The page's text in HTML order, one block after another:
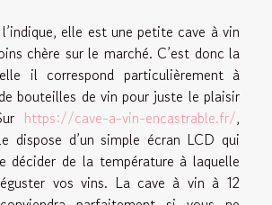
elle est une petite cave à vin
chère sur le marché. C’est donc la
il correspond particulièrement à
bouteilles de vin pour juste le plaisir
https://cave-a-vin-encastrable.fr/,
dispose d’un simple écran LCD qui
décider de la température à laquelle
vos vins. La cave à vin à 12